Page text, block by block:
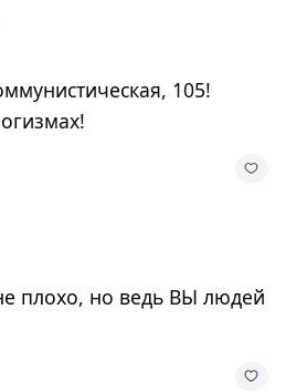
105!
плохо, но ведь ВЫ людей